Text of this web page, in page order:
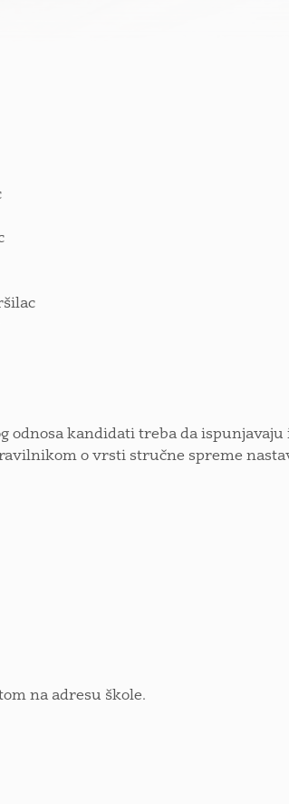
odnosa kandidati treba da
o vrsti stručne spreme
na adresu škole.